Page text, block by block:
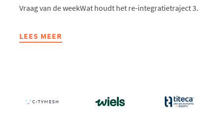
ZONDER
Vraag van de weekWat houdt het re-integratietraject 3.
LEES MEER
ABOUT
3.0